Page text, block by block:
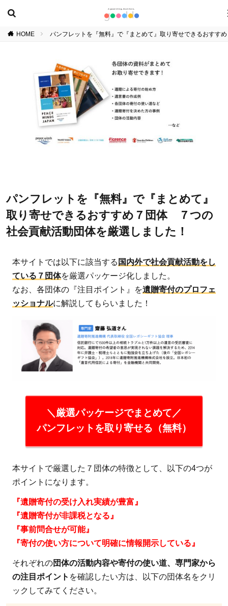
HOME パンフレットを『無料』で『まとめて』取り寄せできるおすす
パンフレットを『無料』で『まとめて』
取り寄せできるおすすめ７団体 ７つの
社会貢献活動団体を厳選しました！
本サイトでは以下に該当する 国内外で社会貢献活動をし
ている７団体を厳選パッケージ化しました。
なお、各団体の『注目ポイント』を遺贈寄付のプロフェ
ッショナルに解説してもらいました！
＼厳選パッケージでまとめて／
パンフレットを取り寄せる（無料）
本サイトで厳選した７団体の特徴として、以下の4つが
ポイントになります。
『遺贈寄付の受け入れ実績が豊富』
『遺贈寄付が非課税となる』
『事前問合せが可能』
『寄付の使い方について明確に情報開示している』
それぞれの団体の活動内容や寄付の使い道、専門家から
の注目ポイント を確認したい方は、以下の団体名をクリ
ックしてみてください。